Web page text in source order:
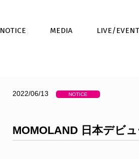
NOTICE MEDIA LIVE/EVENT
2022/06/13 NOTICE
MOMOLAND 日本デビ